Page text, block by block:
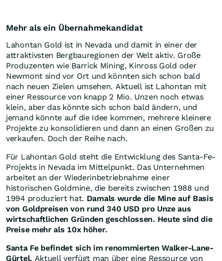
Mehr als ein Übernahmekandidat
Lahontan Gold ist in Nevada und damit in einer der
attraktivsten Bergbauregionen der Welt aktiv. Große
Produzenten wie Barrick Mining, Kinross Gold oder
Newmont sind vor Ort und könnten sich schon bald
nach neuen Zielen umsehen. Aktuell ist Lahontan mit
einer Ressource von knapp 2 Mio. Unzen noch etwas
klein, aber das könnte sich schon bald ändern, und
jemand könnte auf die Idee kommen, mehrere kleinere
Projekte zu konsolidieren und dann an einen Großen zu
verkaufen. Doch der Reihe nach.
Für Lahontan Gold steht die Entwicklung des Santa-Fe-
Projekts in Nevada im Mittelpunkt. Das Unternehmen
arbeitet an der Wiederinbetriebnahme einer
historischen Goldmine, die bereits zwischen 1988 und
1994 produziert hat. Damals wurde die Mine auf Basis
von Goldpreisen von rund 340 USD pro Unze aus
wirtschaftlichen Gründen geschlossen. Heute sind die
Preise mehr als 10x höher.
Santa Fe befindet sich im renommierten Walker-Lane-
Gürtel. Aktuell verfügt man über eine Ressource von